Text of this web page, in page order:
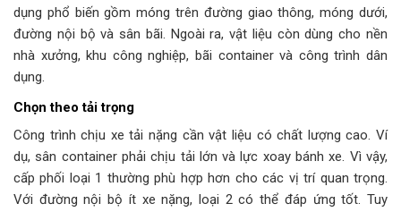
dụng phổ biến gồm móng trên đường giao thông, móng dưới,
đường nội bộ và sân bãi. Ngoài ra, vật liệu còn dùng cho nền
nhà xưởng, khu công nghiệp, bãi container và công trình dân
dụng.
Chọn theo tải trọng
Công trình chịu xe tải nặng cần vật liệu có chất lượng cao. Ví
dụ, sân container phải chịu tải lớn và lực xoay bánh xe. Vì vậy,
cấp phối loại 1 thường phù hợp hơn cho các vị trí quan trọng.
Với đường nội bộ ít xe nặng, loại 2 có thể đáp ứng tốt. Tuy